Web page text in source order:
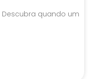
quando um